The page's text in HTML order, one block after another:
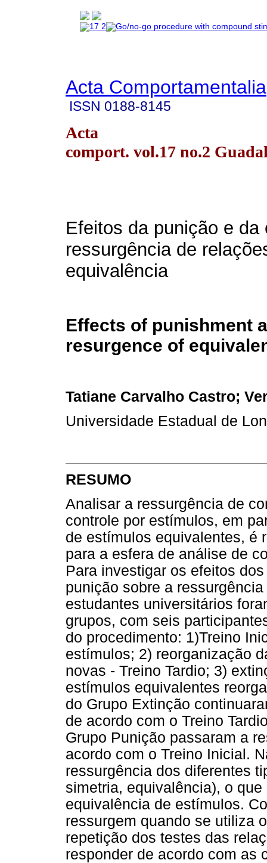
Acta Comportamentalia
ISSN 0188-8145
Acta
comport. vol.17 no.2
Efeitos da punição e da
ressurgência de
equivalência
Effects of punishment
resurgence of
Tatiane Carvalho Castro;
Universidade Estadual de
RESUMO
Analisar a ressurgência de
controle por estímulos, em
de estímulos equivalentes, é
para a esfera de análise de
Para investigar os efeitos
punição sobre a
estudantes universitários
grupos, com seis
do procedimento: 1)Treino
estímulos; 2) reorganização
novas - Treino Tardio; 3)
estímulos equivalentes
do Grupo Extinção
de acordo com o Treino
Grupo Punição passaram a
acordo com o Treino Inicial.
ressurgência dos diferentes
simetria, equivalência), o
equivalência de estímulos.
ressurgem quando se utiliza
repetição dos testes das
responder de acordo com as